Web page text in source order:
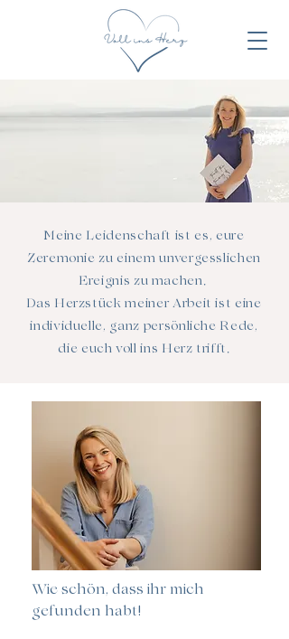
Meine Leidenschaft ist es, eure
Zeremonie zu einem unvergesslichen
Ereignis zu machen.
Das Herzstück meiner Arbeit ist eine
individuelle, ganz persönliche Rede,
die euch voll ins Herz trifft.
Wie schön, dass ihr mich
gefunden habt!